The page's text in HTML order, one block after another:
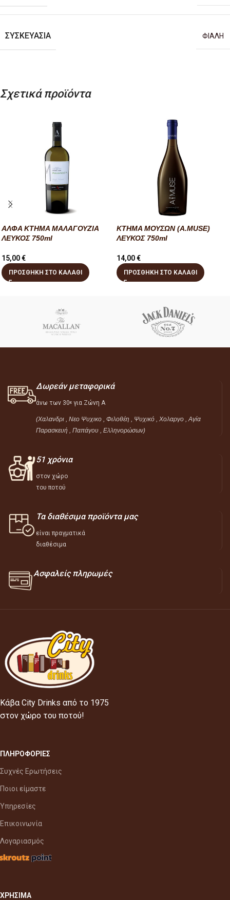
ΣΥΣΚΕΥΑΣΊΑ ΦΙΑΛΗ
Σχετικά προϊόντα
ΑΛΦΑ ΚΤΗΜΑ ΜΑΛΑΓΟΥΖΙΑ
ΛΕΥΚΟΣ 750ml
15,00€
ΠΡΟΣΘΉΚΗ ΣΤΟ ΚΑΛΆΘΙ
ΚΤΗΜΑ ΜΟΥΣΩΝ (A.MUSE)
ΛΕΥΚΟΣ 750ml
14,00€
ΠΡΟΣΘΉΚΗ ΣΤΟ ΚΑΛΆΘΙ
Δωρεάν μεταφορικά
άνω των 30ε για Ζώνη Α
(Χαλανδρι , Νεο Ψυχικο , Φιλοθέη , Ψυχικό , Χολαργο , Αγία
Παρασκευή , Παπάγου , Ελληνορώσων)
51 χρόνια
στον χώρο
του ποτού
Τα διαθέσιμα προϊόντα μας
είναι πραγματικά
διαθέσιμα
Ασφαλείς πληρωμές
Κάβα City Drinks από το 1975
στον χώρο του ποτού!
ΠΛΗΡΟΦΟΡΙΕΣ
Συχνές Ερωτήσεις
Ποιοι είμαστε
Υπηρεσίες
Επικοινωνία
Λογαριασμός
ΧΡΗΣΙΜΑ